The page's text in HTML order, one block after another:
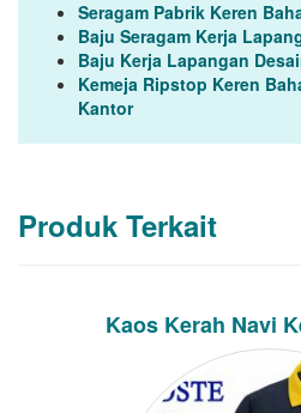
Seragam Pabrik Keren
Baju Seragam Kerja
Baju Kerja Lapangan
Kemeja Ripstop Keren
Kantor
Produk Terkait
Kaos Kerah Navi